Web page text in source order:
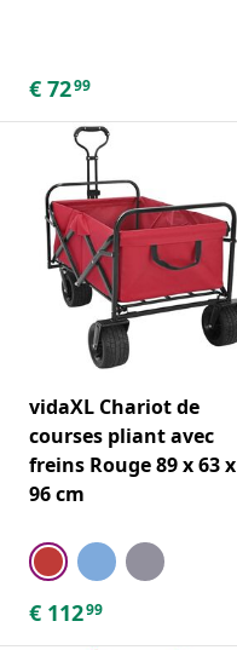
€ 7299
vidaXL Chariot de
courses pliant avec
freins Rouge 89 x 63 x
96 cm
€ 11299